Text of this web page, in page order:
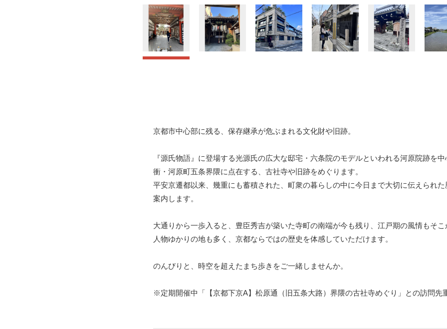
京都市中心部に残る、保存継承が危ぶまれる文化財や旧跡。
『源氏物語』に登場する光源氏の広大な邸宅・六条院のモデルといわれる河原院跡を
衝・河原町五条界隈に点在する、古社寺や旧跡をめぐります。
平安京遷都以来、幾重にも蓄積された、町衆の暮らしの中に今日まで大切に伝えられ
案内します。
大通りから一歩入ると、豊臣秀吉が築いた寺町の南端が今も残り、江戸期の風情もそ
人物ゆかりの地も多く、京都ならではの歴史を体感していただけます。
のんびりと、時空を超えたまち歩きをご一緒しませんか。
※定期開催中「【京都下京A】松原通（旧五条大路）界隈の古社寺めぐり」との訪問先